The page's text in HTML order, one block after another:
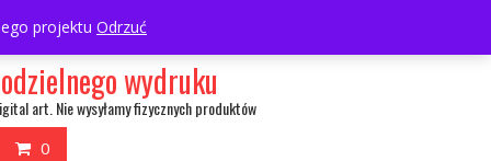
projektu Odrzuć
wydruku
art. Nie wysyłamy fizycznych produktów
0